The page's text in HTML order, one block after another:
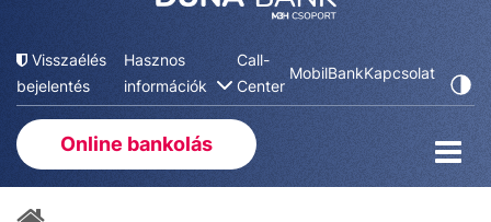
Visszaélés
bejelentés
Hasznos
információk
Call-
Center
MobilBankKapcsolat
Online bankolás